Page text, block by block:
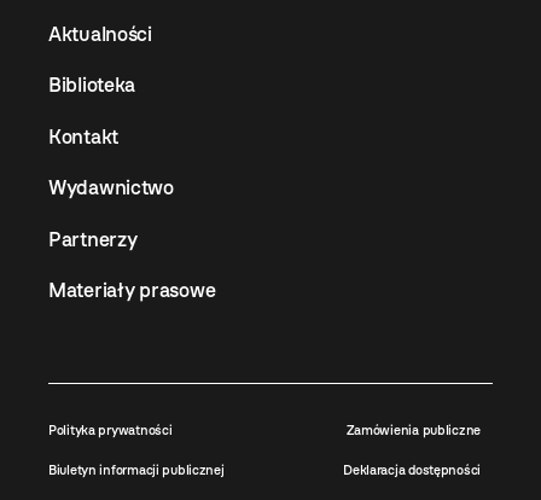
Aktualności
Biblioteka
Kontakt
Wydawnictwo
Partnerzy
Materiały prasowe
Polityka prywatności Zamówienia publiczne
Biuletyn informacji publicznej Deklaracja dostępności